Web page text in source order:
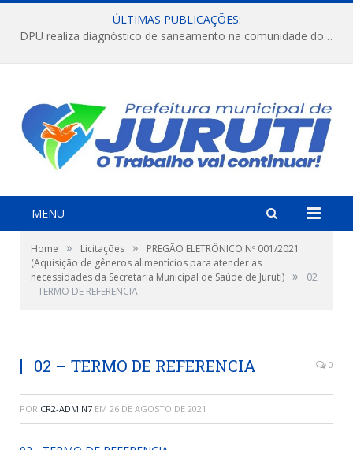
ÚLTIMAS PUBLICAÇÕES:
DPU realiza diagnóstico de saneamento na comunidade do Jararaca.
MENU
Home » Licitações »
PREGÃO ELETRÕNICO Nº 001/2021
(Aquisição de gêneros alimentícios para atender as
necessidades da Secretaria Municipal de Saúde de Juruti) »
02
– TERMO DE REFERENCIA
02 – TERMO DE REFERENCIA 0
POR CR2-ADMIN7 EM 26 DE AGOSTO DE 2021